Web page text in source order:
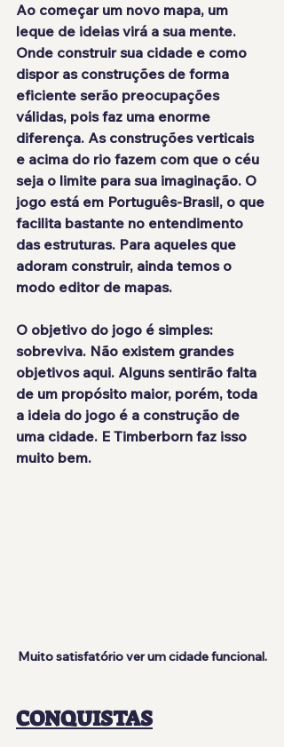
Ao começar um novo mapa, um
leque de ideias virá a sua mente.
Onde construir sua cidade e como
dispor as construções de forma
eficiente serão preocupações
válidas, pois faz uma enorme
diferença. As construções verticais
e acima do rio fazem com que o céu
seja o limite para sua imaginação. O
jogo está em Português-Brasil, o que
facilita bastante no entendimento
das estruturas. Para aqueles que
adoram construir, ainda temos o
modo editor de mapas.
O objetivo do jogo é simples:
sobreviva. Não existem grandes
objetivos aqui. Alguns sentirão falta
de um propósito maior, porém, toda
a ideia do jogo é a construção de
uma cidade. E Timberborn faz isso
muito bem.
Muito satisfatório ver um cidade funcional.
CONQUISTAS